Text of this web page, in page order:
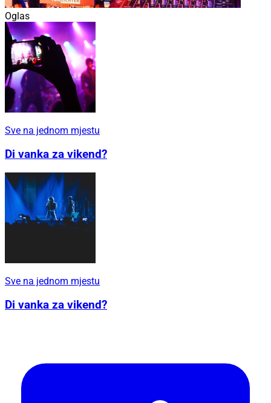
Oglas
Sve na jednom mjestu
Di vanka za vikend?
Sve na jednom mjestu
Di vanka za vikend?